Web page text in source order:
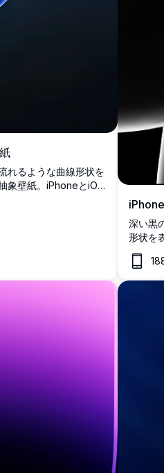
れるような曲線形状を
象壁紙。iPhoneとiOS
深い黒
形状を
と洗練
を生み
デバイ